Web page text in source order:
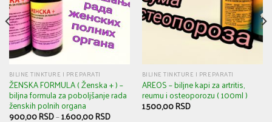
BILJNE TINKTURE I PREPARATI
ŽENSKA FORMULA ( Ženska + ) –
biljna formula za poboljšanje rada
ženskih polnih organa
900,00RSD–1.600,00RSD
BILJNE TINKTURE I PREPARATI
AREOS – biljne kapi za artritis,
reumu i osteoporozu ( 100ml )
1.500,00RSD